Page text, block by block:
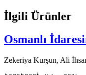
İlgili Ürünler
Osmanlı
Zekeriya Kurşun, Ali